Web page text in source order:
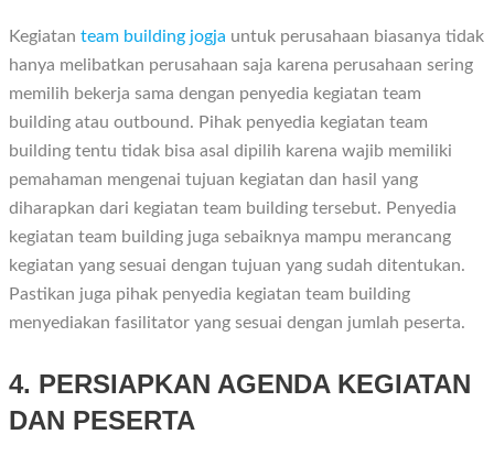
Kegiatanteam building jogja untuk perusahaan biasanya tidak
hanya melibatkan perusahaan saja karena perusahaan sering
memilih bekerja sama dengan penyedia kegiatan team
building atau outbound. Pihak penyedia kegiatan team
building tentu tidak bisa asal dipilih karena wajib memiliki
pemahaman mengenai tujuan kegiatan dan hasil yang
diharapkan dari kegiatan team building tersebut. Penyedia
kegiatan team building juga sebaiknya mampu merancang
kegiatan yang sesuai dengan tujuan yang sudah ditentukan.
Pastikan juga pihak penyedia kegiatan team building
menyediakan fasilitator yang sesuai dengan jumlah peserta.
4. PERSIAPKAN AGENDA KEGIATAN
DAN PESERTA